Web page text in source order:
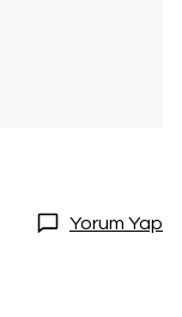
Yorum Yap